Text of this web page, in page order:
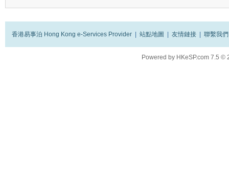
香港易事泊 Hong Kong e-Services Provider 站點地圖 友情鏈接 聯繫我們
Powered by HKeSP.com 7.5 ©